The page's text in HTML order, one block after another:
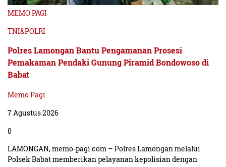
MEMO PAGI
TNI&POLRI
Polres Lamongan Bantu Pengamanan Prosesi
Pemakaman Pendaki Gunung Piramid Bondowoso di
Babat
Memo Pagi
7 Agustus 2026
0
LAMONGAN, memo-pagi.com – Polres Lamongan melalui
Polsek Babat memberikan pelayanan kepolisian dengan